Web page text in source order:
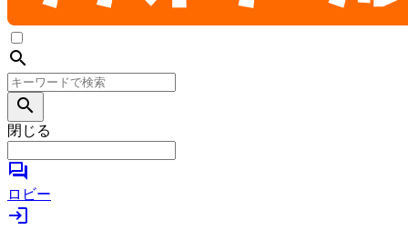
search
search
閉じる
forum
ロビー
login